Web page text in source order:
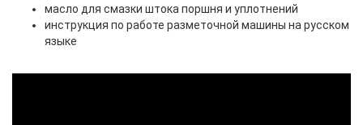
масло для смазки штока поршня и уплотнений
инструкция по работе разметочной машины на русском
языке